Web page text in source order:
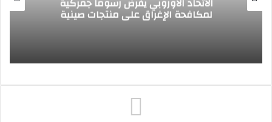
الإغراق على منتجات صينية الملك ويعرب